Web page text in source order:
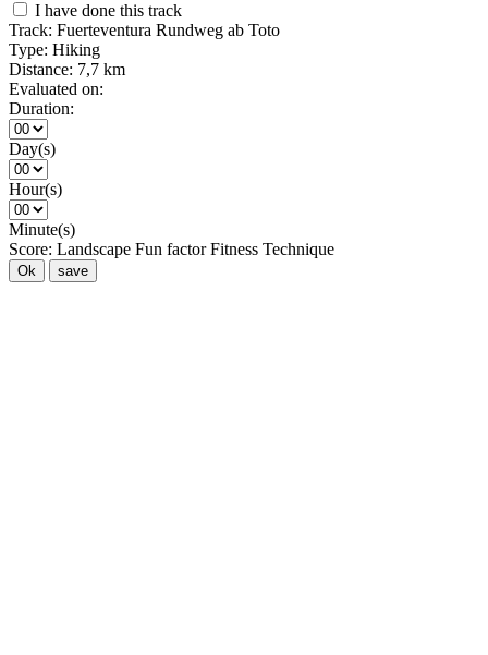
I have done this track
Track: Fuerteventura Rundweg ab Toto
Type: Hiking
Distance: 7,7 km
Evaluated on:
Duration:
Day(s)
Hour(s)
Minute(s)
Score: Landscape Fun factor Fitness Technique
Ok save